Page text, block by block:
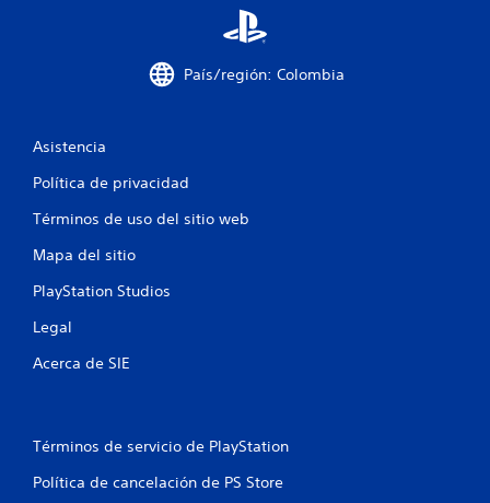
País/región: Colombia
Asistencia
Política de privacidad
Términos de uso del sitio web
Mapa del sitio
PlayStation Studios
Legal
Acerca de SIE
Términos de servicio de PlayStation
Política de cancelación de PS Store